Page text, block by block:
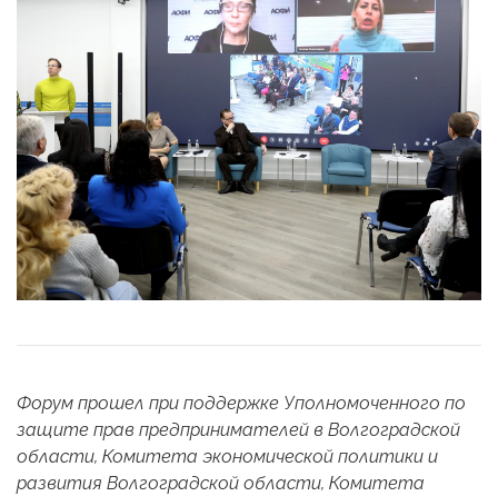
Форум прошел при поддержке Уполномоченного по
защите прав предпринимателей в Волгоградской
области, Комитета экономической политики и
развития Волгоградской области, Комитета